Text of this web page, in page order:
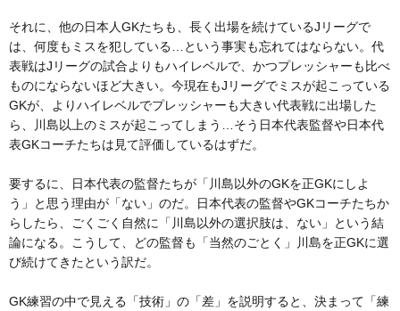
それに、他の日本人GKたちも、長く出場を続けているJリーグで
は、何度もミスを犯している…という事実も忘れてはならない。代
表戦はJリーグの試合よりもハイレベルで、かつプレッシャーも比べ
ものにならないほど大きい。今現在もJリーグでミスが起こっている
GKが、よりハイレベルでプレッシャーも大きい代表戦に出場した
ら、川島以上のミスが起こってしまう…そう日本代表監督や日本代
表GKコーチたちは見て評価しているはずだ。
要するに、日本代表の監督たちが「川島以外のGKを正GKにしよ
う」と思う理由が「ない」のだ。日本代表の監督やGKコーチたちか
らしたら、ごくごく自然に「川島以外の選択肢は、ない」という結
論になる。こうして、どの監督も「当然のごとく」川島を正GKに選
び続けてきたという訳だ。
GK練習の中で見える「技術」の「差」を説明すると、決まって「練